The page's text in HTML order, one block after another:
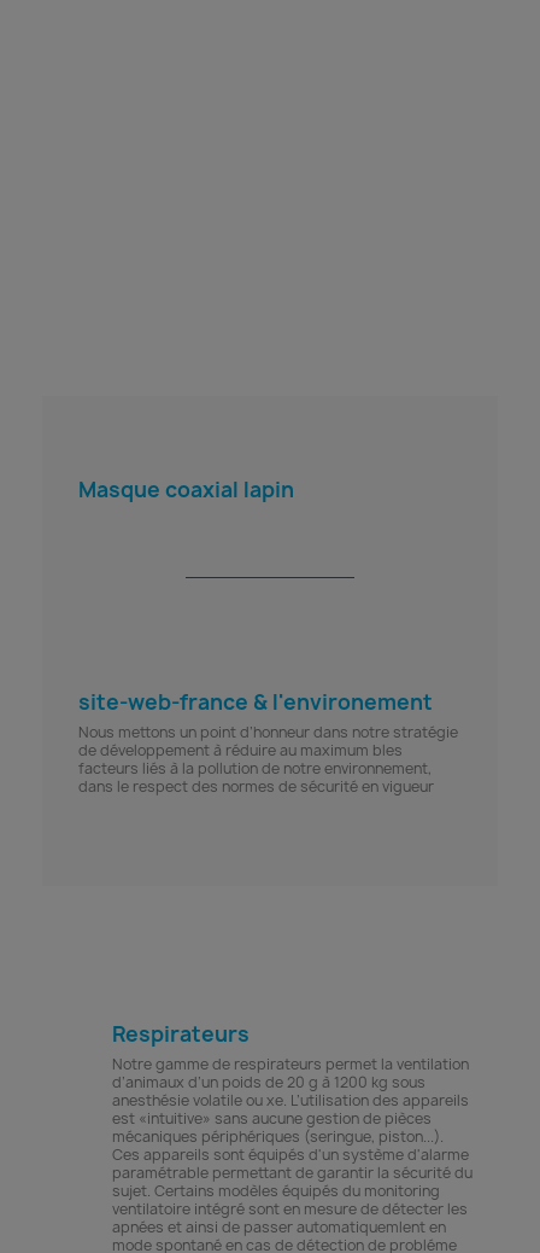
Masque coaxial lapin
site-web-france & l'environement
Nous mettons un point d’honneur dans notre stratégie
de développement à réduire au maximum bles
facteurs liés à la pollution de notre environnement,
dans le respect des normes de sécurité en vigueur
Respirateurs
Notre gamme de respirateurs permet la ventilation
d’animaux d’un poids de 20 g à 1200 kg sous
anesthésie volatile ou xe. L’utilisation des appareils
est «intuitive» sans aucune gestion de pièces
mécaniques périphériques (seringue, piston...).
Ces appareils sont équipés d'un système d'alarme
paramétrable permettant de garantir la sécurité du
sujet. Certains modèles équipés du monitoring
ventilatoire intégré sont en mesure de détecter les
apnées et ainsi de passer automatiquemlent en
mode spontané en cas de détection de probléme